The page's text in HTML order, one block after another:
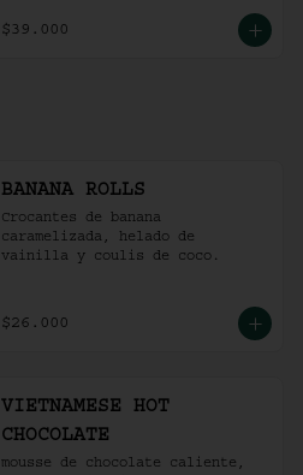
$39.000
BANANA ROLLS
Crocantes de banana
caramelizada, helado de
vainilla y coulis de coco.
$26.000
VIETNAMESE HOT
CHOCOLATE
mousse de chocolate caliente,